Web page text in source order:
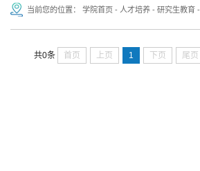
当前您的位置： 学院首页 - 人才培养 - 研究生教育 -
共0条 首页 上页 1 下页 尾页